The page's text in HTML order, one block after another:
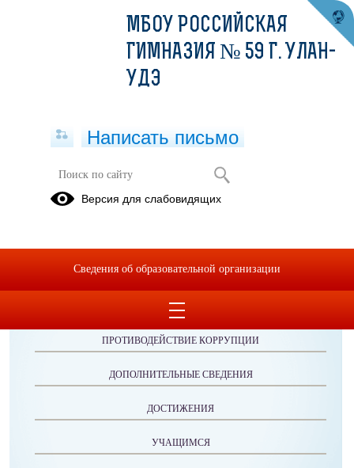
Федераль
ОБРАЩЕНИЯ ГРАЖДАН
ПРОТИВОДЕЙСТВИЕ КОРРУПЦИИ
ДОПОЛНИТЕЛЬНЫЕ СВЕДЕНИЯ
ДОСТИЖЕНИЯ
УЧАЩИМСЯ
МБОУ РОССИЙСКАЯ
ГИМНАЗИЯ № 59 Г. УЛАН-
УДЭ
Написать письмо
Версия для слабовидящих
Сведения об образовательной организации